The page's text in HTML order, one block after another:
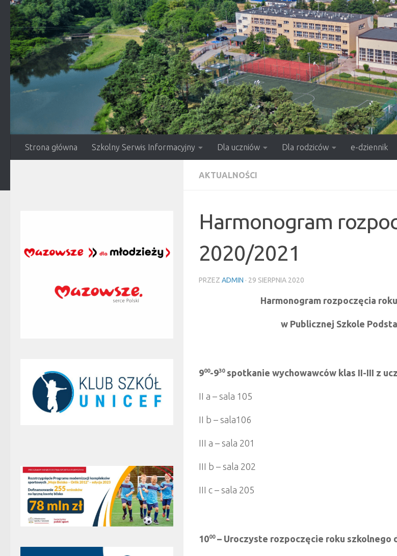
Przejdź do treści
Strona główna Szkolny Serwis Informacyjny Dla uczniów Dla rodziców e-dziennik
AKTUALNOŚCI
Harmonogram
2020/2021
PRZEZ ADMIN · 29 SIERPNIA 2020
Harmonogram rozpoczęcia
w Publicznej Szkole
900-930spotkanie wychowawców klas II-III z
II a – sala 105
II b – sala106
III a – sala 201
III b – sala 202
III c – sala 205
1000– Uroczyste rozpoczęcie roku szkolnego